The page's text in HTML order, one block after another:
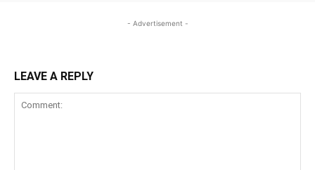
- Advertisement -
LEAVE A REPLY